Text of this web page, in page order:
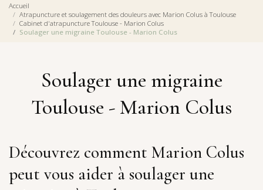
Accueil
Atrapuncture et soulagement des douleurs avec Marion Colus à Toulouse
Cabinet d'atrapuncture Toulouse - Marion Colus
Soulager une migraine Toulouse - Marion Colus
Soulager une migraine
Toulouse - Marion Colus
Découvrez comment Marion Colus
peut vous aider à soulager une